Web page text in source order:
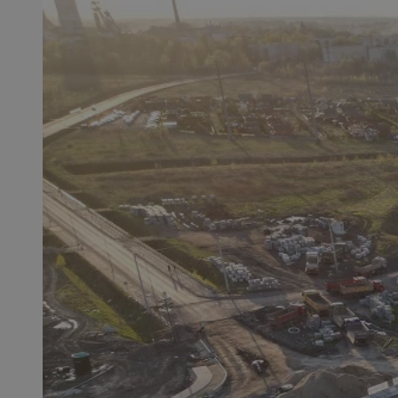
__cf_bm
__cf_bm